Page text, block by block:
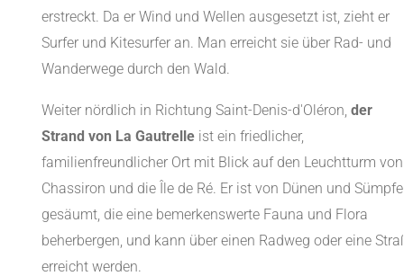
erstreckt. Da er Wind und Wellen ausgesetzt ist, zieht er
Surfer und Kitesurfer an. Man erreicht sie über Rad- und
Wanderwege durch den Wald.
Weiter nördlich in Richtung Saint-Denis-d'Oléron, der
Strand von La Gautrelle ist ein friedlicher,
familienfreundlicher Ort mit Blick auf den Leuchtturm von
Chassiron und die Île de Ré. Er ist von Dünen und
gesäumt, die eine bemerkenswerte Fauna und Flora
beherbergen, und kann über einen Radweg oder eine
erreicht werden.